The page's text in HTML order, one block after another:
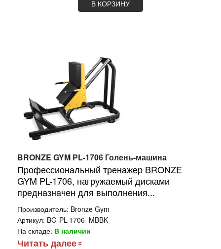
В КОРЗИНУ
BRONZE GYM PL-1706 Голень-машина
Профессиональный тренажер BRONZE
GYM PL-1706, нагружаемый дисками
предназначен для выполнения...
Производитель: Bronze Gym
Артикул: BG-PL-1706_MBBK
На складе: В наличии
Читать далее